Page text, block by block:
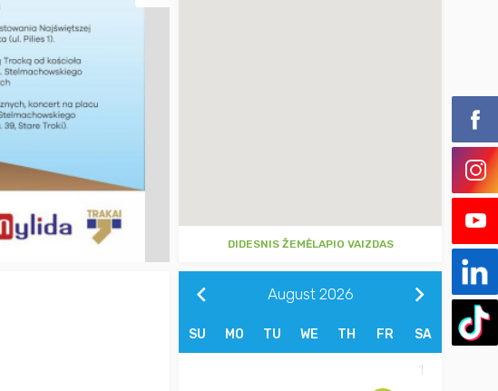
DIDESNIS ŽEMĖLAPIO VAIZDAS
August 2026
SU MO TU WE TH FR SA
1